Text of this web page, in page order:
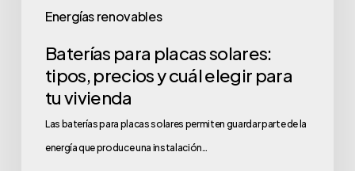
Energías renovables
Baterías para placas solares:
tipos, precios y cuál elegir para
tu vivienda
Las baterías para placas solares permiten guardar parte de la
energía que produce una instalación…